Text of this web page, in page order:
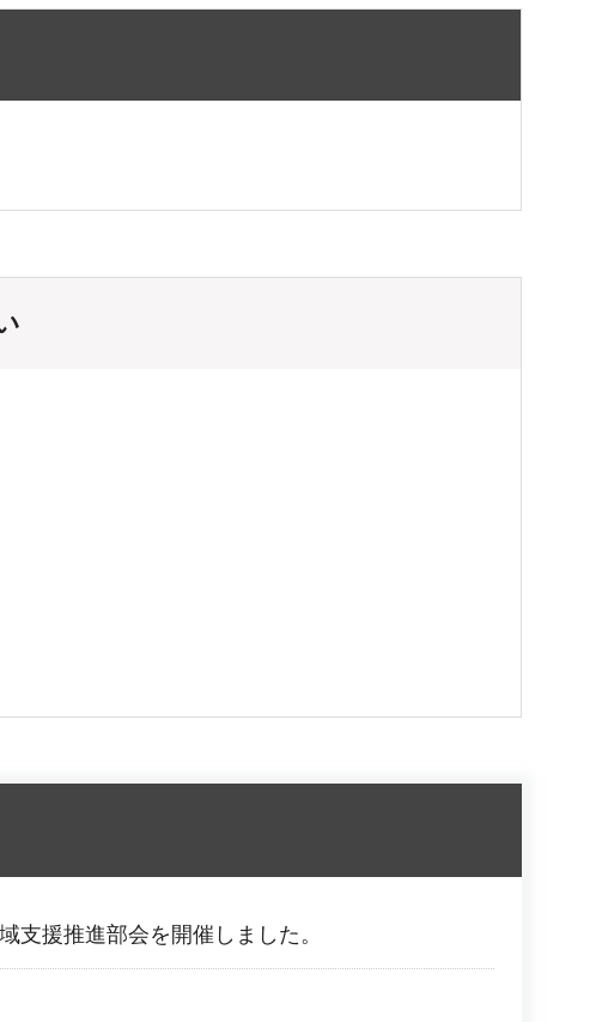
支援推進部会を開催しました。